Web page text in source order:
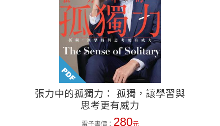
張力中的孤獨力： 孤獨，讓學習與
思考更有威力
電子書價： 280元